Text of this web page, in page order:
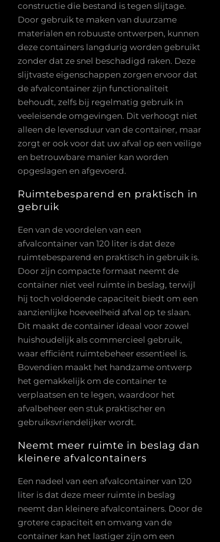
constructie die bestand is tegen slijtage.
Door gebruik te maken van duurzame
materialen en robuuste ontwerpen, kunnen
deze containers langdurig worden gebruikt
zonder dat ze snel beschadigd raken. Deze
slijtvaste eigenschappen zorgen ervoor dat
de afvalcontainer zijn functionaliteit
behoudt, zelfs bij regelmatig gebruik in
veeleisende omgevingen. Dit verhoogt niet
alleen de levensduur van de container, maar
zorgt er ook voor dat uw afval op een veilige
en betrouwbare manier kan worden
opgeslagen en afgevoerd.
Ruimtebesparend en praktisch in
gebruik
Een van de voordelen van een
afvalcontainer van 120 liter is dat deze
ruimtebesparend en praktisch in gebruik is.
Door zijn compacte formaat neemt de
container niet veel ruimte in beslag, terwijl
hij toch voldoende capaciteit biedt om een
aanzienlijke hoeveelheid afval op te slaan.
Dit maakt de container ideaal voor zowel
huishoudelijk als commercieel gebruik,
waar efficiënt ruimtebeheer essentieel is.
Bovendien maakt het handzame ontwerp
het gemakkelijk om de container te
verplaatsen en te legen, waardoor het
afvalbeheer een stuk praktischer en
gebruiksvriendelijker wordt.
Neemt meer ruimte in beslag dan
kleinere afvalcontainers
Een nadeel van een afvalcontainer van 120
liter is dat deze meer ruimte in beslag
neemt dan kleinere afvalcontainers. Door de
grotere capaciteit en omvang van de
container kan het lastiger zijn om een